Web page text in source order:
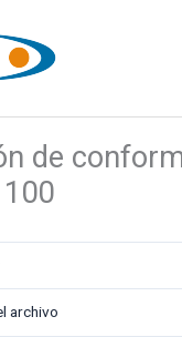
de
archivo